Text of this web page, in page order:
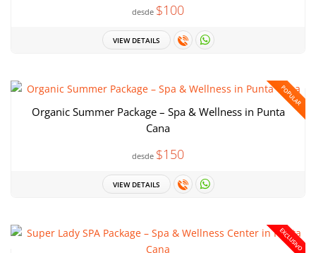
desde $100
VIEW DETAILS
POPULAR
Organic Summer Package – Spa & Wellness in Punta
Cana
desde $150
VIEW DETAILS
EXCLUSIVO